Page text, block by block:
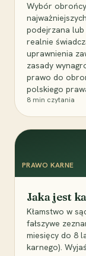
Wybór
podejrzana
realnie
uprawnienia
zasady
prawo do
polskiego
8 min czytania
PRAWO KARNE
Jaka jest
Kłamstwo w
fałszywe
miesięcy do 8
karnego).